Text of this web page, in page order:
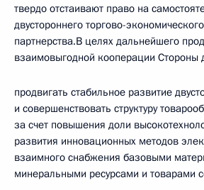
твердо отстаивают право на
двустороннего торгово-экономического
партнерства.В целях дальнейшего
взаимовыгодной кооперации Стороны
продвигать стабильное развитие
и совершенствовать структуру
за счет повышения доли
развития инновационных методов
взаимного снабжения базовыми
минеральными ресурсами и товарами